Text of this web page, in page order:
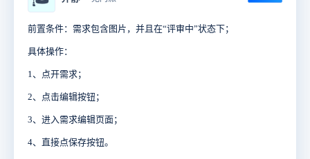
前置条件：需求包含图片，并且在“评审中”状态下；
具体操作：
1、点开需求；
2、点击编辑按钮；
3、进入需求编辑页面；
4、直接点保存按钮。